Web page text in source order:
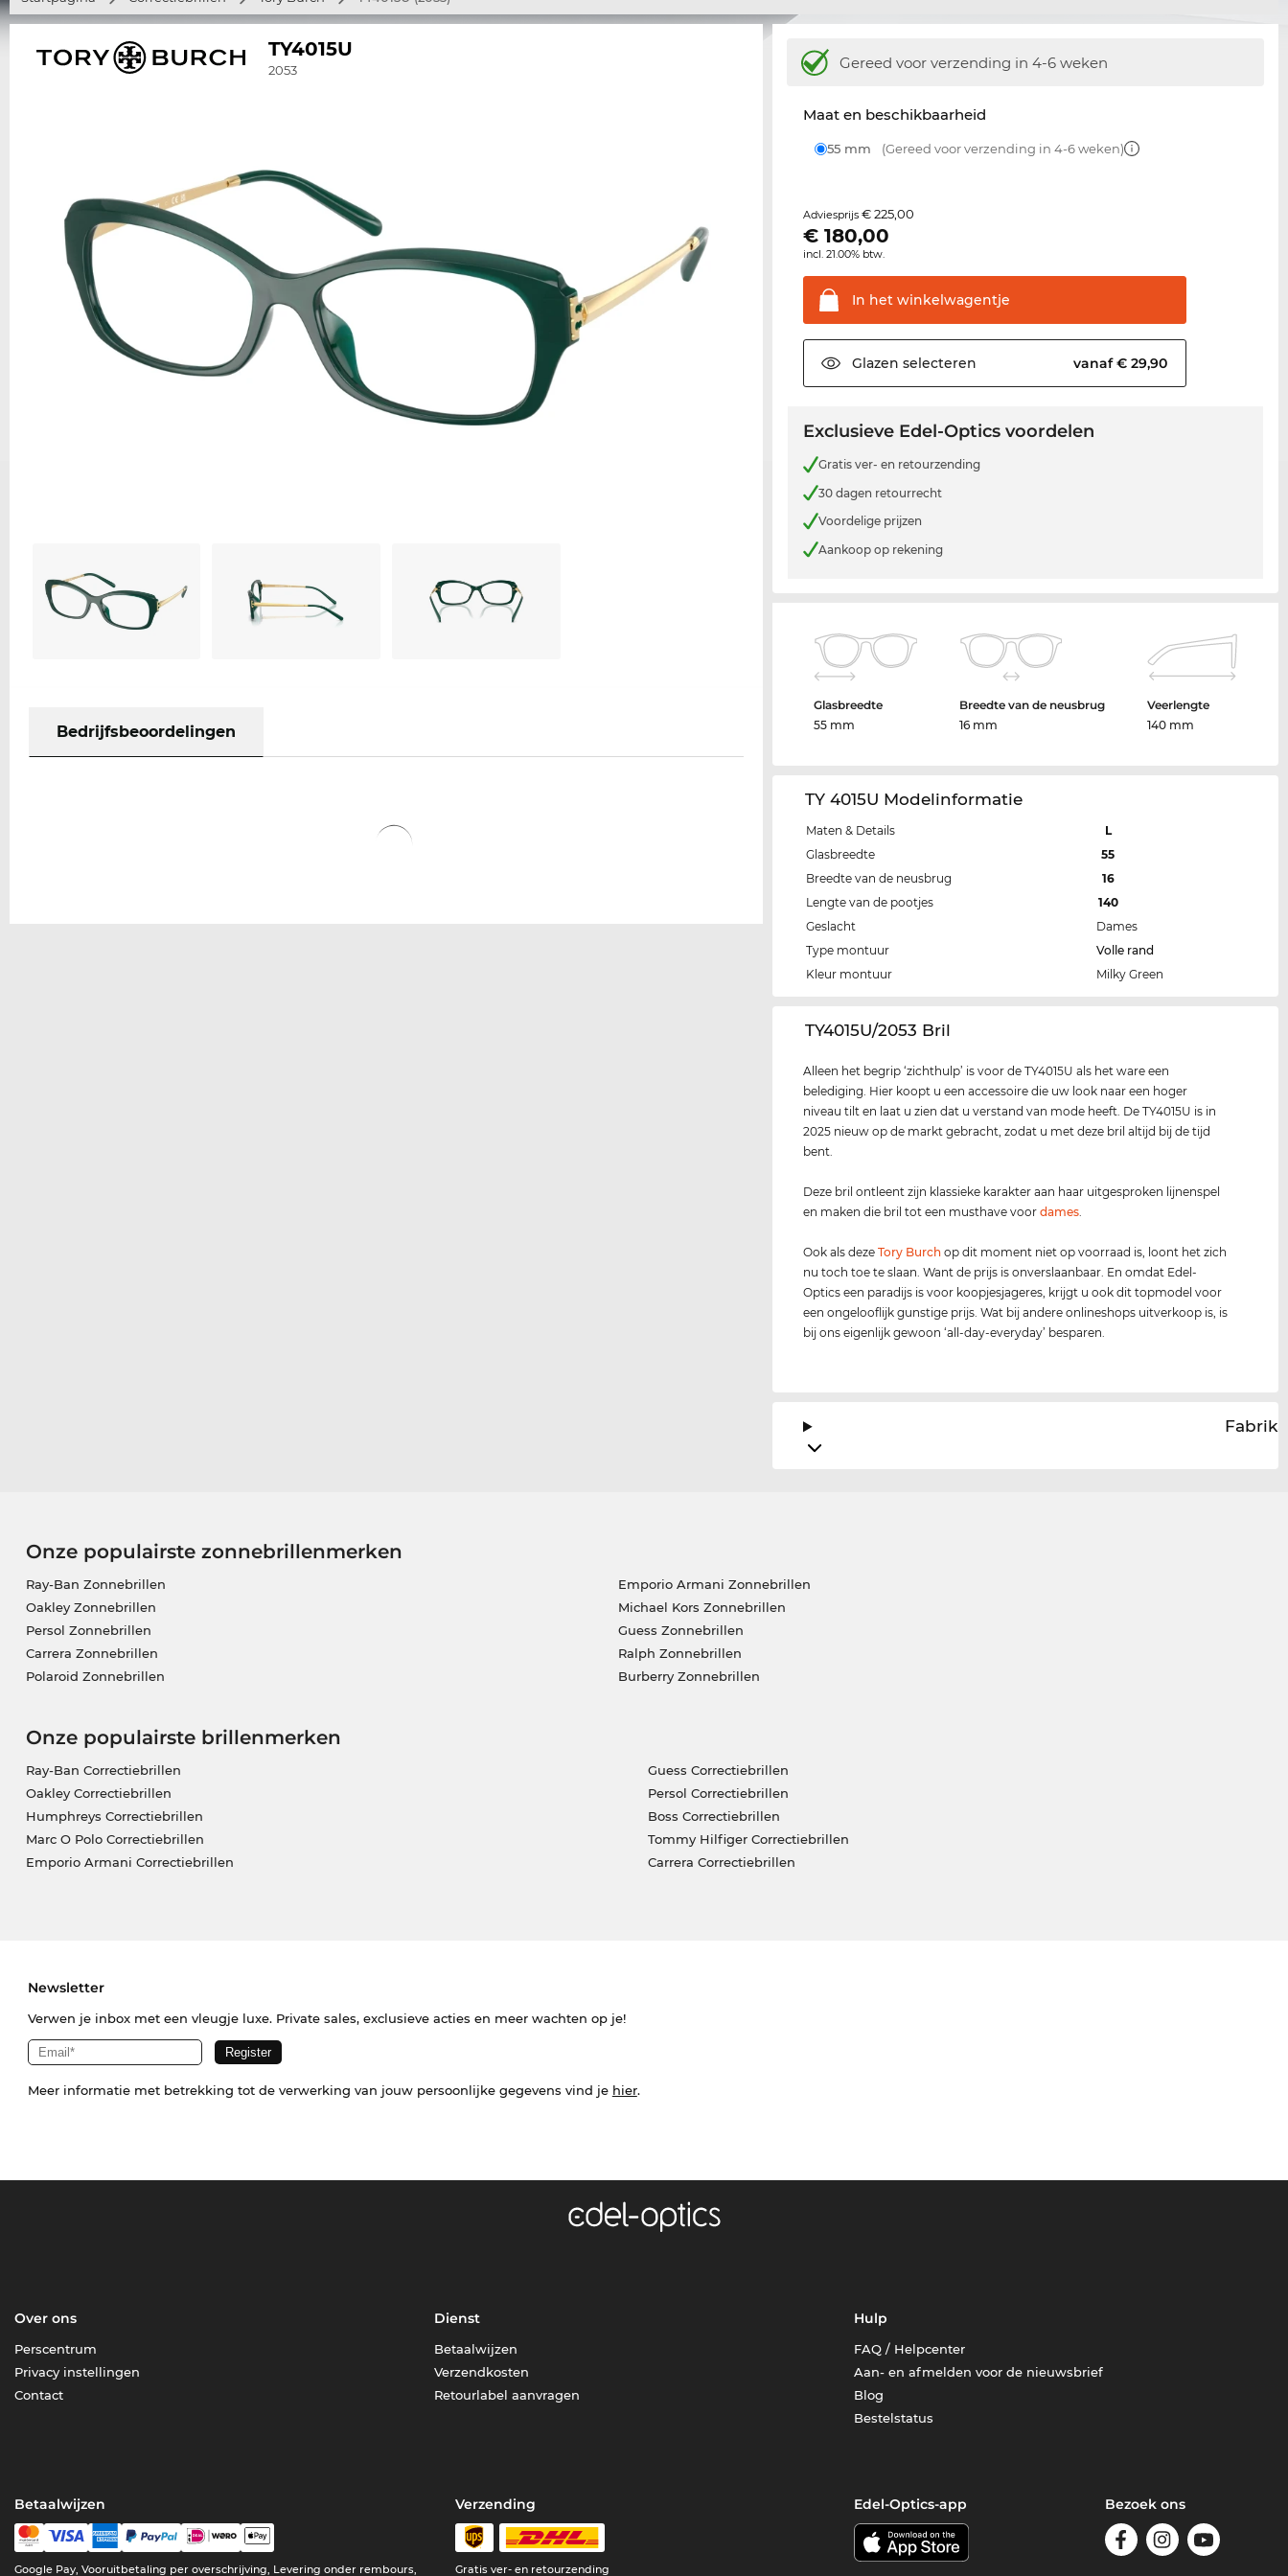
TY4015U
2053
Bedrijfsbeoordelingen
Gereed voor verzending in 4-6 weken
Maat en beschikbaarheid
55 mm (Gereed voor verzending in 4-6 weken)
Adviesprijs€ 225,00
€180,00
incl. 21.00% btw.
In het winkelwagentje
Glazen selecteren vanaf € 29,90
Exclusieve Edel-Optics voordelen
Gratis ver- en retourzending
30 dagen retourrecht
Voordelige prijzen
Aankoop op rekening
Glasbreedte
55 mm
Breedte van de neusbrug
16 mm
Veerlengte
140 mm
TY 4015U Modelinformatie
Maten & Details
L
Glasbreedte
55
Breedte van de neusbrug
16
Lengte van de pootjes
140
Geslacht
Dames
Type montuur
Volle rand
Kleur montuur
Milky Green
‌TY4015U/2053 Bril
Alleen het begrip ‘zichthulp’ is voor de TY4015U als het ware een
belediging. Hier koopt u een accessoire die uw look naar een hoger
niveau tilt en laat u zien dat u verstand van mode heeft. De TY4015U is in
2025 nieuw op de markt gebracht, zodat u met deze bril altijd bij de tijd
bent.
Deze bril ontleent zijn klassieke karakter aan haar uitgesproken lijnenspel
en maken die bril tot een musthave voordames.
Ook als dezeTory Burch op dit moment niet op voorraad is, loont het zich
nu toch toe te slaan. Want de prijs is onverslaanbaar. En omdat Edel-
Optics een paradijs is voor koopjesjageres, krijgt u ook dit topmodel voor
een ongelooflijk gunstige prijs. Wat bij andere onlineshops uitverkoop is, is
bij ons eigenlijk gewoon ‘all-day-everyday’ besparen.
Onze populairste zonnebrillenmerken
Ray-Ban Zonnebrillen
Oakley Zonnebrillen
Persol Zonnebrillen
Carrera Zonnebrillen
Polaroid Zonnebrillen
Emporio Armani Zonnebrillen
Michael Kors Zonnebrillen
Guess Zonnebrillen
Ralph Zonnebrillen
Burberry Zonnebrillen
Onze populairste brillenmerken
Ray-Ban Correctiebrillen
Oakley Correctiebrillen
Humphreys Correctiebrillen
Marc O Polo Correctiebrillen
Emporio Armani Correctiebrillen
Guess Correctiebrillen
Persol Correctiebrillen
Boss Correctiebrillen
Tommy Hilfiger Correctiebrillen
Carrera Correctiebrillen
Newsletter
Verwen je inbox met een vleugje luxe. Private sales, exclusieve acties en meer wachten op je!
Meer informatie met betrekking tot de verwerking van jouw persoonlijke gegevens vind je hier.
Over ons
Perscentrum
Privacy instellingen
Contact
Dienst
Betaalwijzen
Verzendkosten
Retourlabel aanvragen
Hulp
FAQ / Helpcenter
Aan- en afmelden voor de nieuwsbrief
Blog
Bestelstatus
Betaalwijzen
Google Pay, Vooruitbetaling per overschrijving, Levering onder rembours,
Verzending
Gratis ver- en retourzending
Edel-Optics-app Bezoek ons